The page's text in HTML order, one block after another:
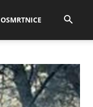
OSMRTNICE